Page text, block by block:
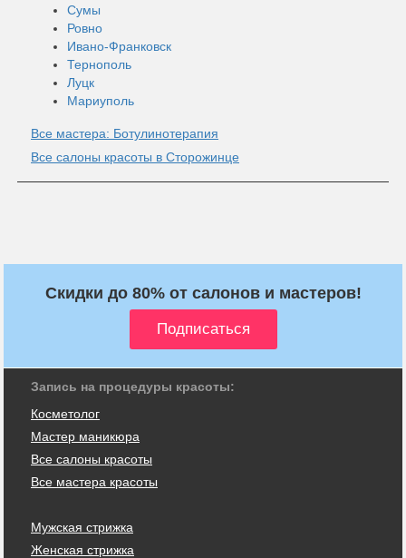
Сумы
Ровно
Ивано-Франковск
Тернополь
Луцк
Мариуполь
Все мастера: Ботулинотерапия
Все салоны красоты в Сторожинце
Скидки до 80% от салонов и мастеров!
Запись на процедуры красоты:
Косметолог
Мастер маникюра
Все салоны красоты
Все мастера красоты
Мужская стрижка
Женская стрижка